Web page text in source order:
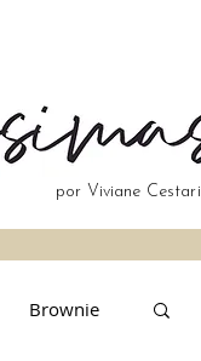
por Viviane Cestari
Brownie